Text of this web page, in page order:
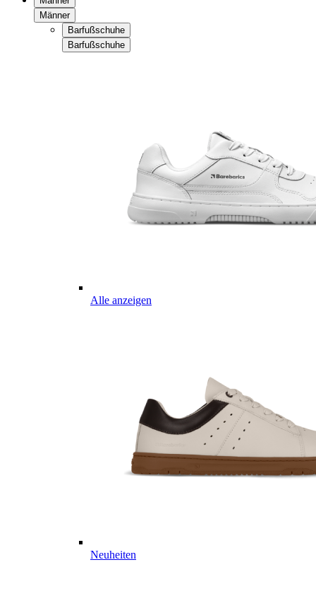
Männer
Barfußschuhe
Barfußschuhe
Alle anzeigen
Neuheiten